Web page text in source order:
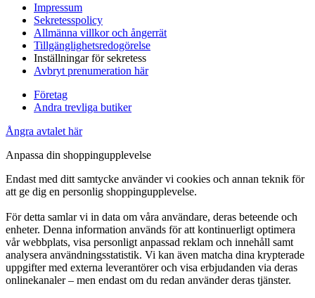
Impressum
Sekretesspolicy
Allmänna villkor och ångerrät
Tillgänglighetsredogörelse
Inställningar för sekretess
Avbryt prenumeration här
Företag
Andra trevliga butiker
Ångra avtalet här
Anpassa din shoppingupplevelse
Endast med ditt samtycke använder vi cookies och annan teknik för
att ge dig en personlig shoppingupplevelse.
För detta samlar vi in data om våra användare, deras beteende och
enheter. Denna information används för att kontinuerligt optimera
vår webbplats, visa personligt anpassad reklam och innehåll samt
analysera användningsstatistik. Vi kan även matcha dina krypterade
uppgifter med externa leverantörer och visa erbjudanden via deras
onlinekanaler – men endast om du redan använder deras tjänster.